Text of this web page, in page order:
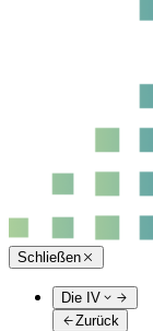
Schließen
Die IV
Zurück